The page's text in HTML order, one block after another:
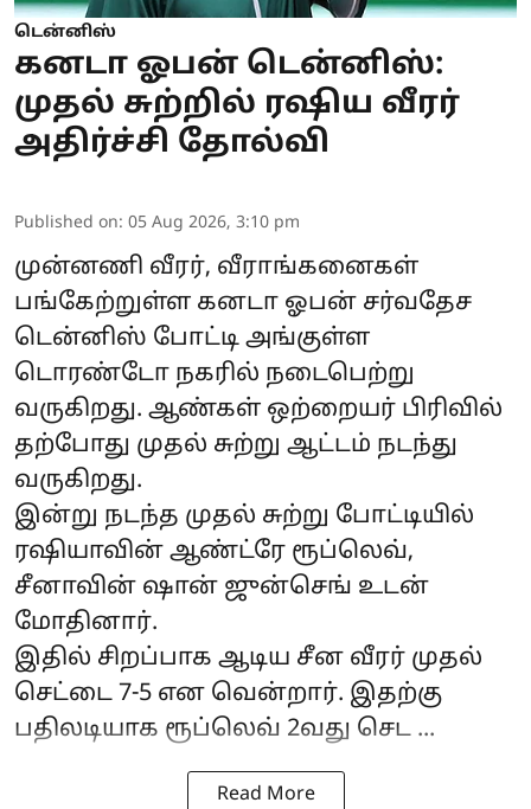
டென்னிஸ்
கனடா ஓபன் டென்னிஸ்:
முதல் சுற்றில் ரஷிய வீரர்
அதிர்ச்சி தோல்வி
Published on: 05 Aug 2026, 3:10 pm
முன்னணி வீரர், வீராங்கனைகள்
பங்கேற்றுள்ள கனடா ஓபன் சர்வதேச
டென்னிஸ் போட்டி அங்குள்ள
டொரண்டோ நகரில் நடைபெற்று
வருகிறது. ஆண்கள் ஒற்றையர் பிரிவில்
தற்போது முதல் சுற்று ஆட்டம் நடந்து
வருகிறது.
இன்று நடந்த முதல் சுற்று போட்டியில்
ரஷியாவின் ஆண்ட்ரே ரூப்லெவ்,
சீனாவின் ஷான் ஜுன்செங் உடன்
மோதினார்.
இதில் சிறப்பாக ஆடிய சீன வீரர் முதல்
செட்டை 7-5 என வென்றார். இதற்கு
பதிலடியாக ரூப்லெவ் 2வது செட ...
Read More